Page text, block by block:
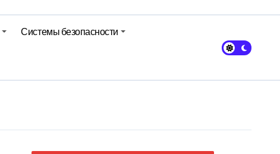
Системы безопасности